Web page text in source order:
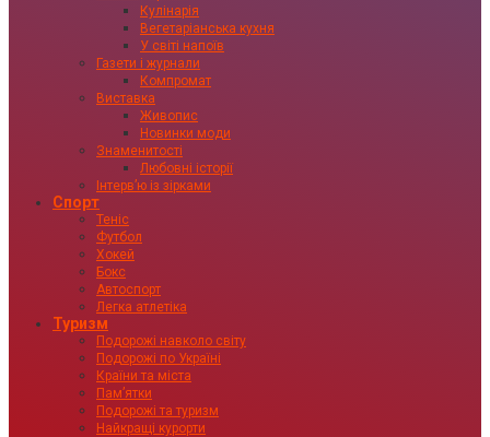
Кулінарія
Вегетаріанська кухня
У світі напоїв
Газети і журнали
Компромат
Виставка
Живопис
Новинки моди
Знаменитості
Любовні історії
Інтервʼю із зірками
Спорт
Теніс
Футбол
Хокей
Бокс
Автоспорт
Легка атлетіка
Туризм
Подорожі навколо світу
Подорожі по Україні
Країни та міста
Пам’ятки
Подорожі та туризм
Найкращі курорти